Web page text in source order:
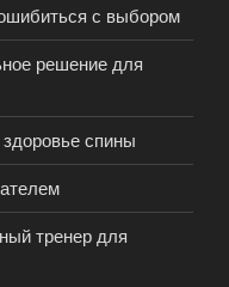
с выбором
решение для
спины
тренер для